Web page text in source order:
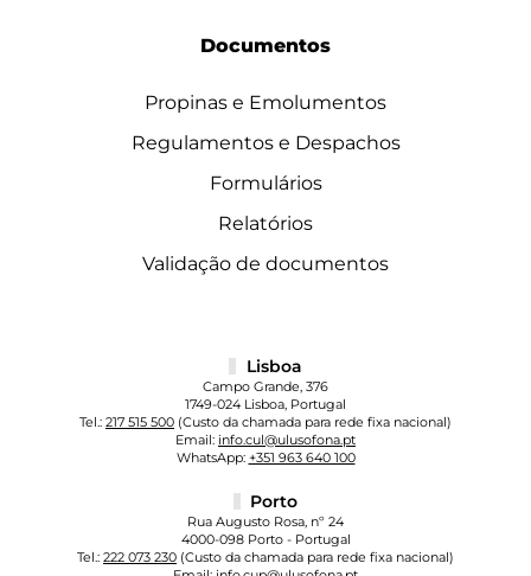
Documentos
Propinas e Emolumentos
Regulamentos e Despachos
Formulários
Relatórios
Validação de documentos
Lisboa
Campo Grande, 376
1749-024 Lisboa, Portugal
Tel.: 217 515 500 (Custo da chamada para rede fixa nacional)
Email: info.cul@ulusofona.pt
WhatsApp: +351 963 640 100
Porto
Rua Augusto Rosa, nº 24
4000-098 Porto - Portugal
Tel.: 222 073 230 (Custo da chamada para rede fixa nacional)